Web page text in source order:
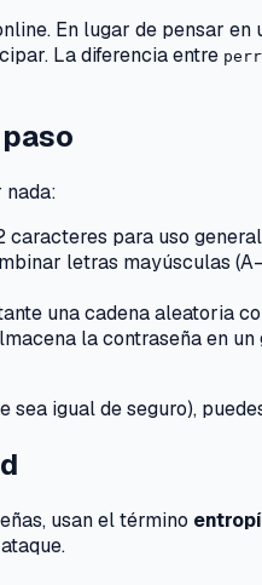
En lugar de pensar
La diferencia entre
nada:
caracteres para uso
letras mayúsculas
una cadena aleatoria
la contraseña en
igual de seguro),
usan el término